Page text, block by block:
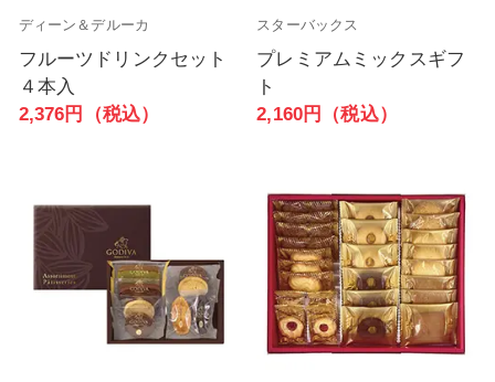
ディーン＆デルーカ
フルーツドリンクセット
４本入
2,376円（税込）
スターバックス
プレミアムミックスギフ
ト
2,160円（税込）